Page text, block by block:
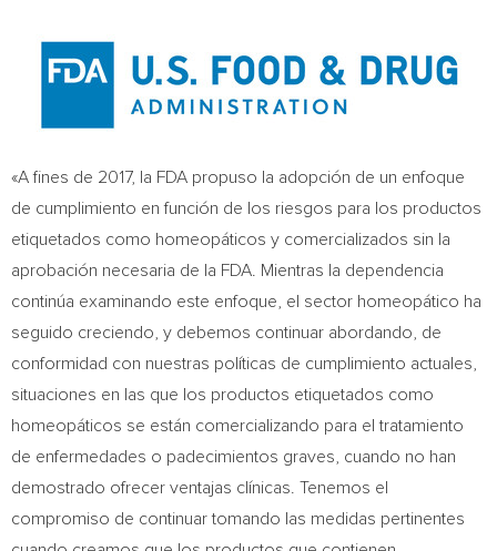
«A fines de 2017, la FDA propuso la adopción de un enfoque
de cumplimiento en función de los riesgos para los productos
etiquetados como homeopáticos y comercializados sin la
aprobación necesaria de la FDA. Mientras la dependencia
continúa examinando este enfoque, el sector homeopático ha
seguido creciendo, y debemos continuar abordando, de
conformidad con nuestras políticas de cumplimiento actuales,
situaciones en las que los productos etiquetados como
homeopáticos se están comercializando para el tratamiento
de enfermedades o padecimientos graves, cuando no han
demostrado ofrecer ventajas clínicas. Tenemos el
compromiso de continuar tomando las medidas pertinentes